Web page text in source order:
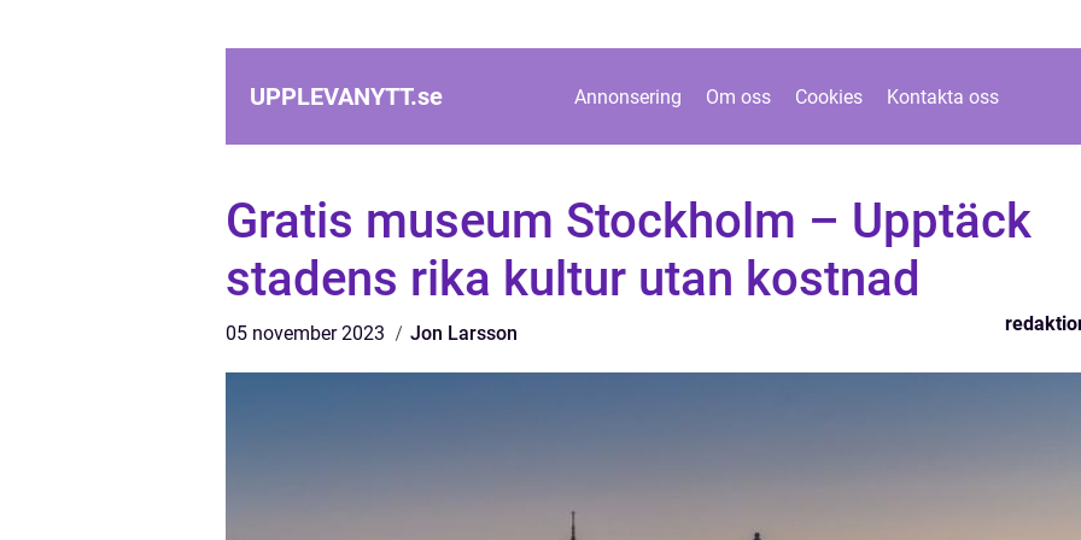
UPPLEVANYTT.se Annonsering Om oss Cookies Kontakta oss
Gratis museum Stockholm – Upptäck
stadens rika kultur utan kostnad
05 november 2023 Jon Larsson